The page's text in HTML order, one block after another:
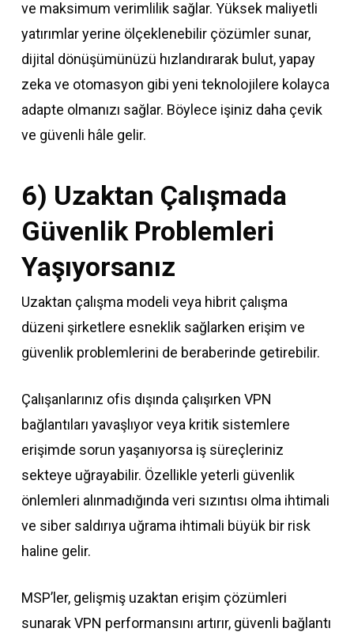
ve maksimum verimlilik sağlar. Yüksek maliyetli
yatırımlar yerine ölçeklenebilir çözümler sunar,
dijital dönüşümünüzü hızlandırarak bulut, yapay
zeka ve otomasyon gibi yeni teknolojilere kolayca
adapte olmanızı sağlar. Böylece işiniz daha çevik
ve güvenli hâle gelir.
6) Uzaktan Çalışmada
Güvenlik Problemleri
Yaşıyorsanız
Uzaktan çalışma modeli veya hibrit çalışma
düzeni şirketlere esneklik sağlarken erişim ve
güvenlik problemlerini de beraberinde getirebilir.
Çalışanlarınız ofis dışında çalışırken VPN
bağlantıları yavaşlıyor veya kritik sistemlere
erişimde sorun yaşanıyorsa iş süreçleriniz
sekteye uğrayabilir. Özellikle yeterli güvenlik
önlemleri alınmadığında veri sızıntısı olma ihtimali
ve siber saldırıya uğrama ihtimali büyük bir risk
haline gelir.
MSP’ler, gelişmiş uzaktan erişim çözümleri
sunarak VPN performansını artırır, güvenli bağlantı